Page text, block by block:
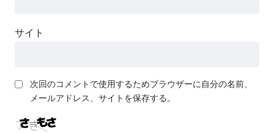
サイト
次回のコメントで使用するためブラウザーに自分の名前、
メールアドレス、サイトを保存する。